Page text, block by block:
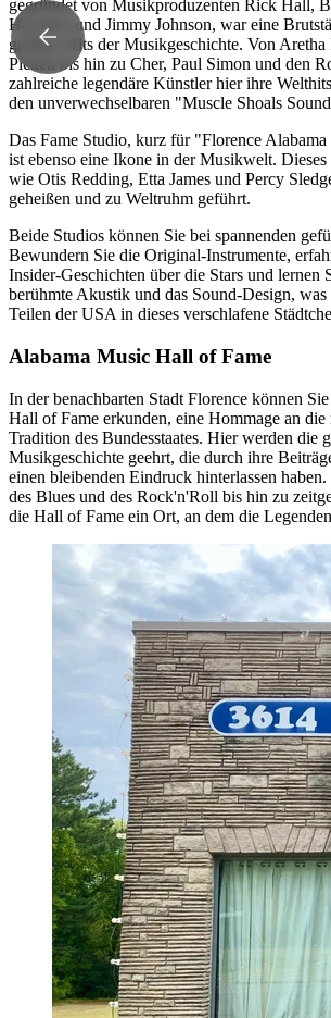
gegründet von Musikproduzenten Rick Hall,
Hawkins und Jimmy Johnson, war eine
größten Hits der Musikgeschichte. Von
Pickett bis hin zu Cher, Paul Simon und den
zahlreiche legendäre Künstler hier ihre
den unverwechselbaren "Muscle Shoals
Das Fame Studio, kurz für "Florence
ist ebenso eine Ikone in der Musikwelt.
wie Otis Redding, Etta James und Percy
geheißen und zu Weltruhm geführt.
Beide Studios können Sie bei spannenden
Bewundern Sie die Original-Instrumente,
Insider-Geschichten über die Stars und lernen
berühmte Akustik und das Sound-Design,
Teilen der USA in dieses verschlafene
Alabama Music Hall of Fame
In der benachbarten Stadt Florence können
Hall of Fame erkunden, eine Hommage an die
Tradition des Bundesstaates. Hier werden die
Musikgeschichte geehrt, die durch ihre
einen bleibenden Eindruck hinterlassen
des Blues und des Rock'n'Roll bis hin zu
die Hall of Fame ein Ort, an dem die